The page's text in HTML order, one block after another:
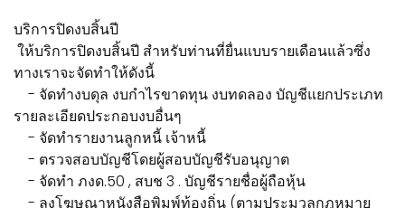
บริการปิดงบสิ้นปี
ให้บริการปิดงบสิ้นปี สำหรับท่านที่ยื่นแบบรายเดือนแล้วซึ่ง
ทางเราจะจัดทำให้ดังนี้
- จัดทำงบดุล งบกำไรขาดทุน งบทดลอง บัญชีแยกประเภท
รายละเอียดประกอบงบอื่นๆ
- จัดทำรายงานลูกหนี้ เจ้าหนี้
- ตรวจสอบบัญชีโดยผู้สอบบัญชีรับอนุญาต
- จัดทำ ภงด.50 , สบช 3 . บัญชีรายชื่อผู้ถือหุ้น
- ลงโฆษณาหนังสือพิมพ์ท้องถิ่น (ตามประมวลกฎหมาย